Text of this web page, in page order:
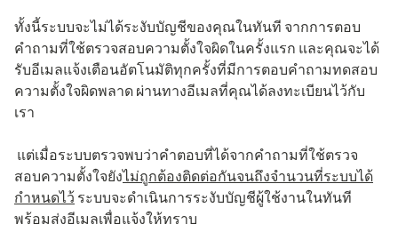
ทั้งนี้ระบบจะไม่ได้ระงับบัญชีของคุณในทันที จากการตอบ
คำถามที่ใช้ตรวจสอบความตั้งใจผิดในครั้งแรก และคุณจะได้
รับอีเมลแจ้งเตือนอัตโนมัติทุกครั้งที่มีการตอบคำถามทดสอบ
ความตั้งใจผิดพลาด ผ่านทางอีเมลที่คุณได้ลงทะเบียนไว้กับ
เรา
แต่เมื่อระบบตรวจพบว่าคำตอบที่ได้จากคำถามที่ใช้ตรวจ
สอบความตั้งใจยังไม่ถูกต้องติดต่อกันจนถึงจำนวนที่ระบบได้
กำหนดไว้ ระบบจะดำเนินการระงับบัญชีผู้ใช้งานในทันที
พร้อมส่งอีเมลเพื่อแจ้งให้ทราบ